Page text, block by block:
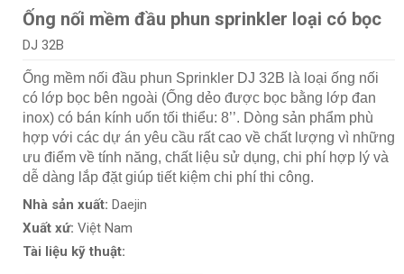
Ống nối mềm đầu phun sprinkler loại có bọc
DJ 32B
Ống mềm nối đầu phun Sprinkler DJ 32B là loại ống nối
có lớp bọc bên ngoài (Ống dẻo được bọc bằng lớp đan
inox) có bán kính uốn tối thiểu: 8’’. Dòng sản phẩm phù
hợp với các dự án yêu cầu rất cao về chất lượng vì những
ưu điểm về tính năng, chất liệu sử dụng, chi phí hợp lý và
dễ dàng lắp đặt giúp tiết kiệm chi phí thi công.
Nhà sản xuất: Daejin
Xuất xứ: Việt Nam
Tài liệu kỹ thuật: